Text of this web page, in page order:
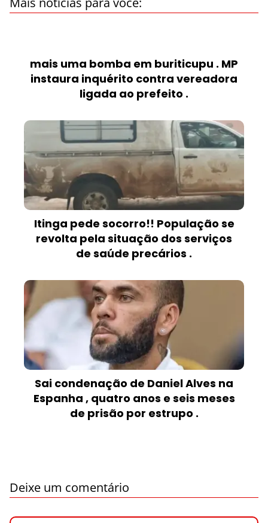
mais uma bomba em buriticupu . MP
instaura inquérito contra vereadora
ligada ao prefeito .
Itinga pede socorro!! População se
revolta pela situação dos serviços
de saúde precários .
Sai condenação de Daniel Alves na
Espanha , quatro anos e seis meses
de prisão por estrupo .
Deixe um comentário